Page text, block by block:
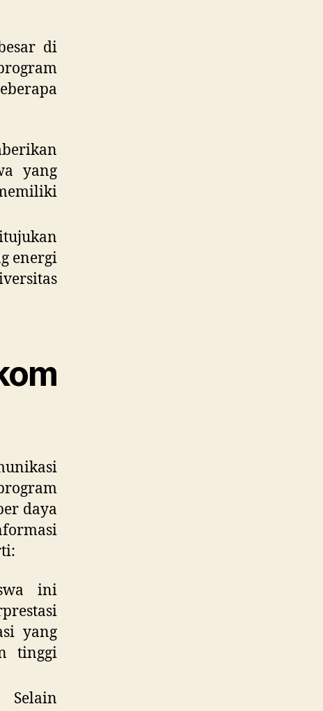
di
yang
energi
daya
ini
yang
tinggi
Selain